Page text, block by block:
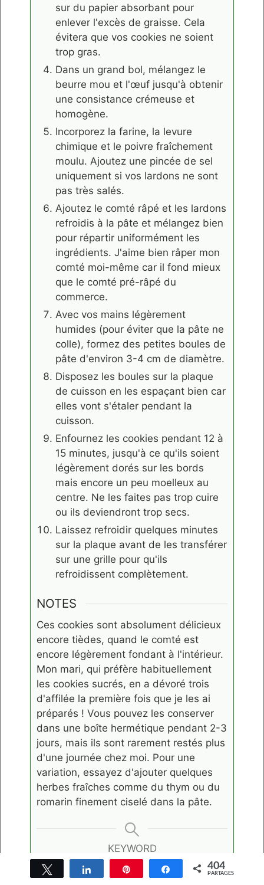
sur du papier absorbant pour
enlever l'excès de graisse. Cela
évitera que vos cookies ne soient
trop gras.
Dans un grand bol, mélangez le
beurre mou et l'œuf jusqu'à obtenir
une consistance crémeuse et
homogène.
Incorporez la farine, la levure
chimique et le poivre fraîchement
moulu. Ajoutez une pincée de sel
uniquement si vos lardons ne sont
pas très salés.
Ajoutez le comté râpé et les lardons
refroidis à la pâte et mélangez bien
pour répartir uniformément les
ingrédients. J'aime bien râper mon
comté moi-même car il fond mieux
que le comté pré-râpé du
commerce.
Avec vos mains légèrement
humides (pour éviter que la pâte ne
colle), formez des petites boules de
pâte d'environ 3-4 cm de diamètre.
Disposez les boules sur la plaque
de cuisson en les espaçant bien car
elles vont s'étaler pendant la
cuisson.
Enfournez les cookies pendant 12 à
15 minutes, jusqu'à ce qu'ils soient
légèrement dorés sur les bords
mais encore un peu moelleux au
centre. Ne les faites pas trop cuire
ou ils deviendront trop secs.
Laissez refroidir quelques minutes
sur la plaque avant de les transférer
sur une grille pour qu'ils
refroidissent complètement.
NOTES
Ces cookies sont absolument délicieux
encore tièdes, quand le comté est
encore légèrement fondant à l'intérieur.
Mon mari, qui préfère habituellement
les cookies sucrés, en a dévoré trois
d'affilée la première fois que je les ai
préparés ! Vous pouvez les conserver
dans une boîte hermétique pendant 2-3
jours, mais ils sont rarement restés plus
d'une journée chez moi. Pour une
variation, essayez d'ajouter quelques
herbes fraîches comme du thym ou du
romarin finement ciselé dans la pâte.
KEYWORD
Apéritif, Comté, Cookies salés,
Lardons, Snack protéiné
Tweetez Partagez Épingle Partagez404
PARTAGES